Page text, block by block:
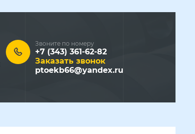
Звоните по номеру
+7 (343) 361-62-82
Заказать звонок
ptoekb66@yandex.ru